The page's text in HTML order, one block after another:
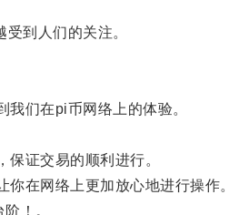
到人们的关注。
们在pi币网络上的体验。
证交易的顺利进行。
在网络上更加放心地进行操作。
！。